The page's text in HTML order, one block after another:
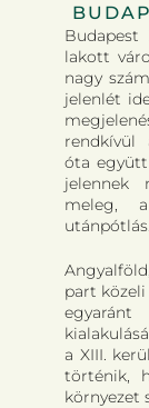
Budapest
lakott
nagy
jelenlét
rendkívül
óta
jelennek
meleg,
utánpótlás.
part
egyaránt
a XIII.
történik,
környezet